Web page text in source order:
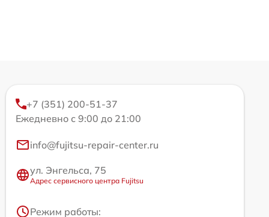
+7 (351) 200-51-37
Ежедневно с 9:00 до 21:00
info@fujitsu-repair-center.ru
ул. Энгельса, 75
Адрес сервисного центра Fujitsu
Режим работы: